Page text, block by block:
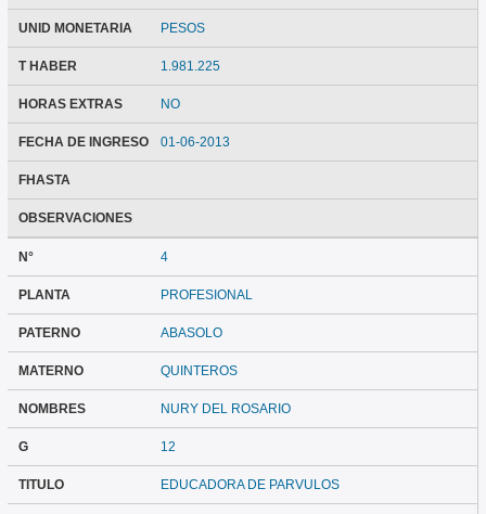
UNID MONETARIA PESOS
T HABER 1.981.225
HORAS EXTRAS NO
FECHA DE INGRESO 01-06-2013
FHASTA
OBSERVACIONES
N° 4
PLANTA PROFESIONAL
PATERNO ABASOLO
MATERNO QUINTEROS
NOMBRES NURY DEL ROSARIO
G 12
TITULO EDUCADORA DE PARVULOS